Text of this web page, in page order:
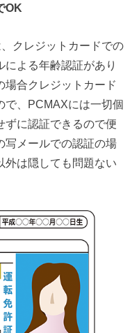
OK
クレジットカードでの
よる年齢認証があり
場合クレジットカード
で、PCMAXには一切個
ずに認証できるので便
写メールでの認証の場
外は隠しても問題ない